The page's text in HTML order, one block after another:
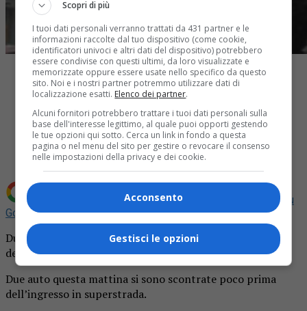
Share
Tweet
Aggiungi La Provincia di Biella come
Fonte preferita su
Google
Due auto questa mattina si sono scontrate poco prima
dell’ingresso in superstrada.
Due auto questa mattina si sono scontrate poco prima
dell’ingresso in superstrada.
Scopri di più
I tuoi dati personali verranno trattati da 431 partner e le
informazioni raccolte dal tuo dispositivo (come cookie,
identificatori univoci e altri dati del dispositivo) potrebbero
essere condivise con questi ultimi, da loro visualizzate e
memorizzate oppure essere usate nello specifico da questo
sito. Noi e i nostri partner potremmo utilizzare dati di
localizzazione esatti. Elenco dei partner.
Alcuni fornitori potrebbero trattare i tuoi dati personali sulla
base dell'interesse legittimo, al quale puoi opporti gestendo
le tue opzioni qui sotto. Cerca un link in fondo a questa
pagina o nel menu del sito per gestire o revocare il consenso
nelle impostazioni della privacy e dei cookie.
Acconsento
Gestisci le opzioni